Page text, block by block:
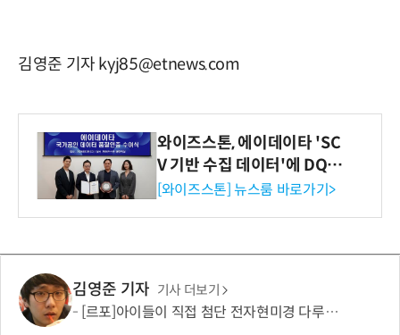
김영준 기자 kyj85@etnews.com
와이즈스톤, 에이데이타 'SC
V 기반 수집 데이터'에 DQ인
증 최고 등급 수여
[와이즈스톤] 뉴스룸 바로가기>
김영준 기자 기사 더보기
[르포]아이들이 직접 첨단 전자현미경 다루며 과학원리 체득...과학체험 제공 '주니어닥터' 현장